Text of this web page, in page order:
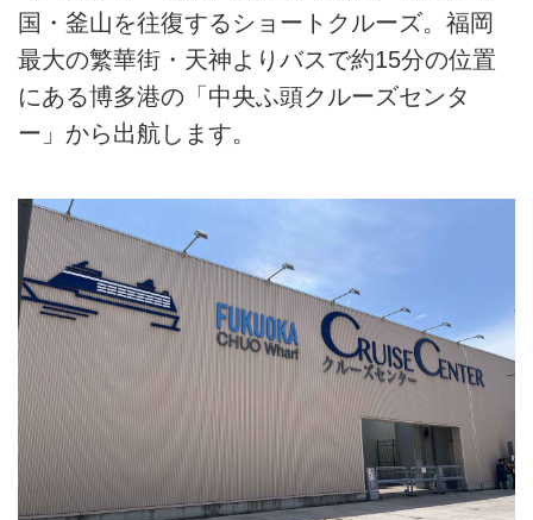
国・釜山を往復するショートクルーズ。福岡
最大の繁華街・天神よりバスで約15分の位置
にある博多港の「中央ふ頭クルーズセンタ
ー」から出航します。